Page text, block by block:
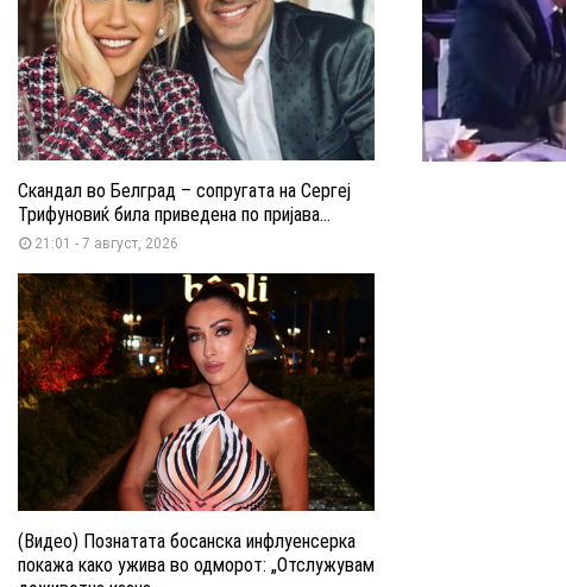
Скандал во Белград – сопругата на Сергеј
Трифуновиќ била приведена по пријава...
21:01 - 7 август, 2026
(Видео) Познатата босанска инфлуенсерка
покажа како ужива во одморот: „Отслужувам